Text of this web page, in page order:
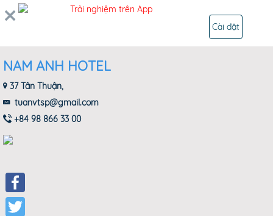
Facebook
NAM ANH HOTEL
37 Tân Thuận,
tuanvtsp@gmail.com
+84 98 866 33 00
Trải nghiệm trên App
Cài đặt